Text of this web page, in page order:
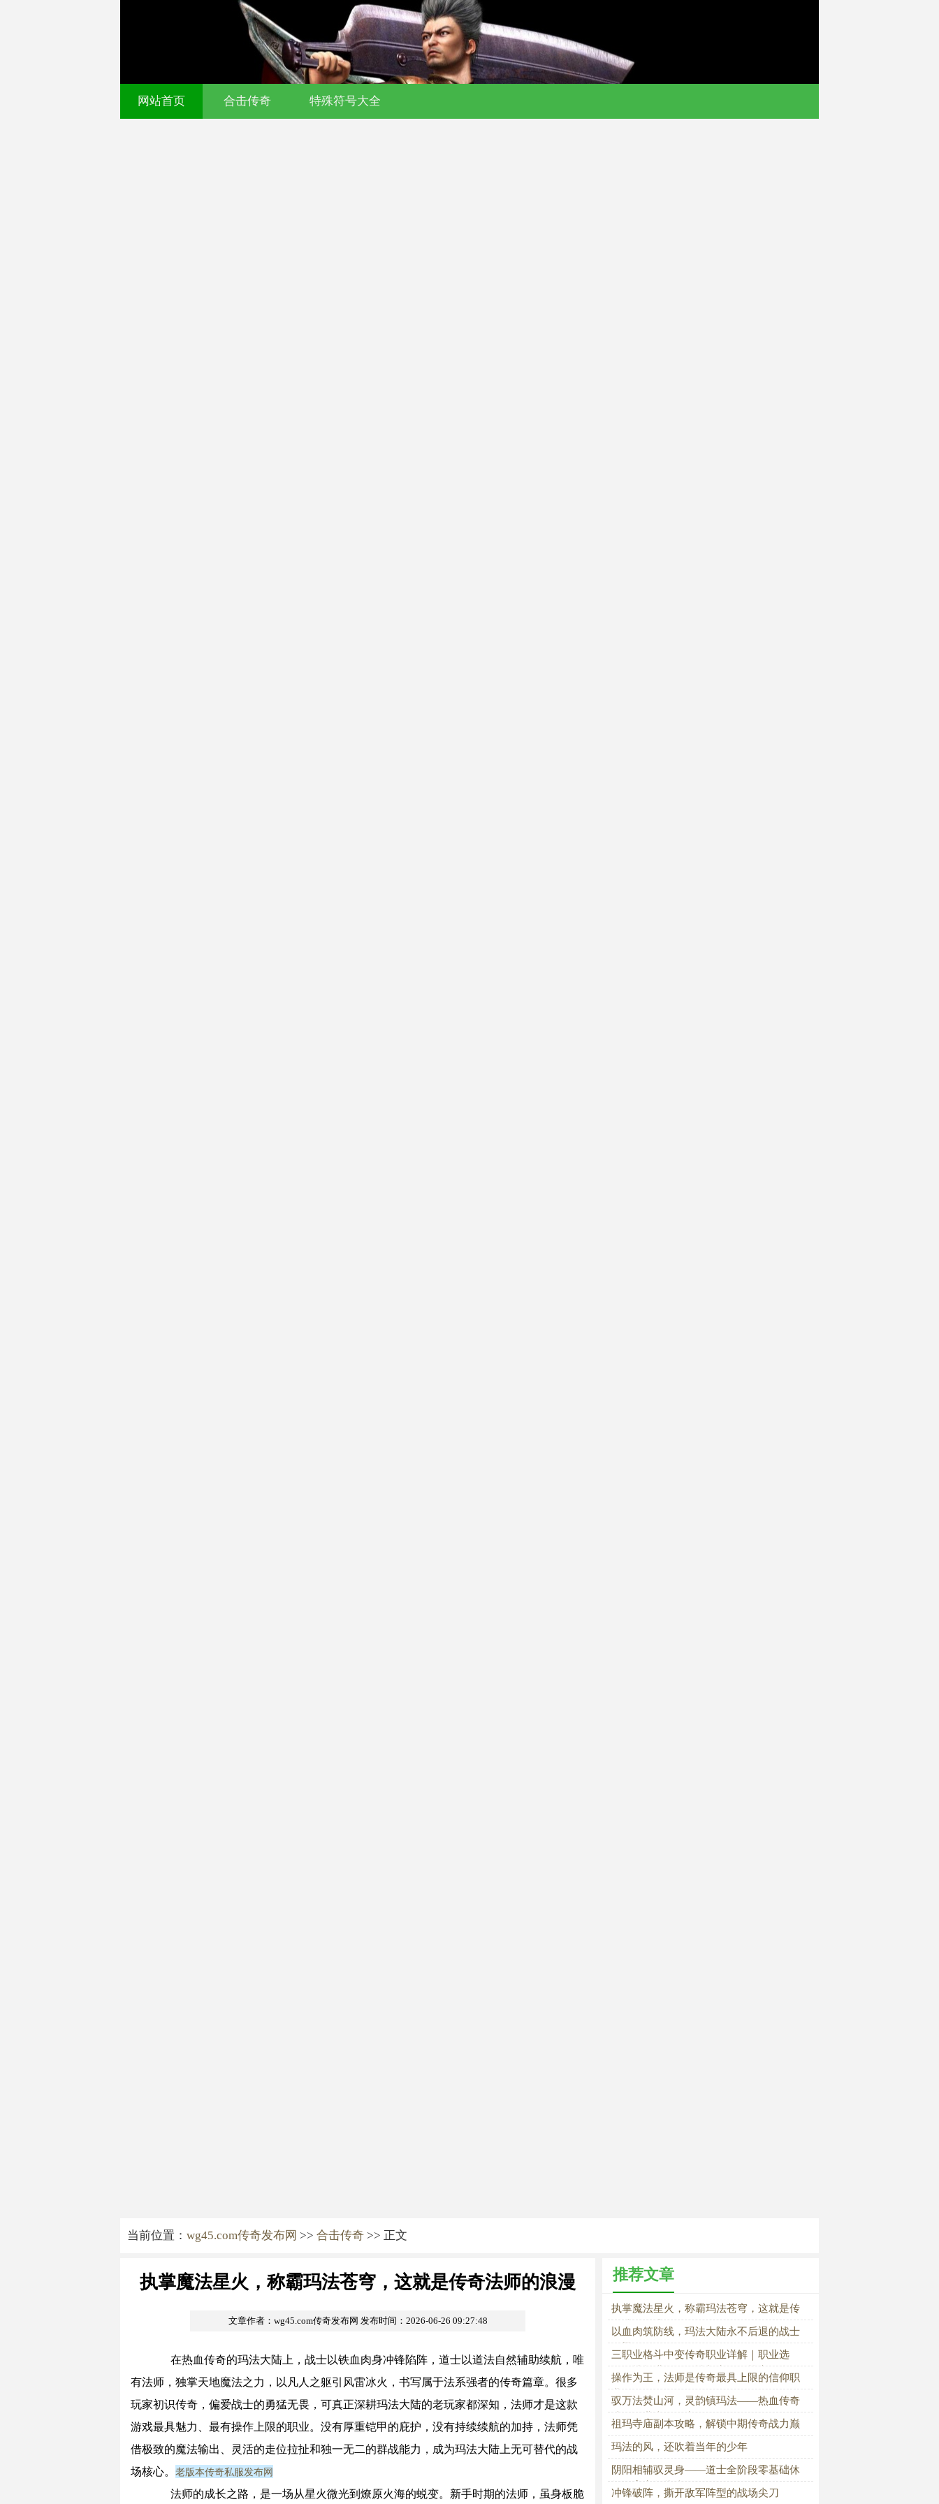
网站首页 合击传奇 特殊符号大全
当前位置： wg45.com传奇发布网 >> 合击传奇 >> 正文
执掌魔法星火，称霸玛法苍穹，这就是传奇法师的浪漫
文章作者：wg45.com传奇发布网 发布时间：2026-06-26 09:27:48
在热血传奇的玛法大陆上，战士以铁血肉身冲锋陷阵，道士以道法自然辅助续航，唯
有法师，独掌天地魔法之力，以凡人之躯引风雷冰火，书写属于法系强者的传奇篇章。很多
玩家初识传奇，偏爱战士的勇猛无畏，可真正深耕玛法大陆的老玩家都深知，法师才是这款
游戏最具魅力、最有操作上限的职业。没有厚重铠甲的庇护，没有持续续航的加持，法师凭
借极致的魔法输出、灵活的走位拉扯和独一无二的群战能力，成为玛法大陆上无可替代的战
场核心。 老版本传奇私服发布网
法师的成长之路，是一场从星火微光到燎原火海的蜕变。新手时期的法师，虽身板脆
推荐文章
执掌魔法星火，称霸玛法苍穹，这就是传
奇法师的浪漫
以血肉筑防线，玛法大陆永不后退的战士
脊梁
三职业格斗中变传奇职业详解｜职业选
择、技能搭配、属性加点、团战定位全攻
略
操作为王，法师是传奇最具上限的信仰职
业
驭万法焚山河，灵韵镇玛法——热血传奇
法师职业本源篇章
祖玛寺庙副本攻略，解锁中期传奇战力巅
峰
玛法的风，还吹着当年的少年
阴阳相辅驭灵身——道士全阶段零基础休
闲发育完整指南
冲锋破阵，撕开敌军阵型的战场尖刀